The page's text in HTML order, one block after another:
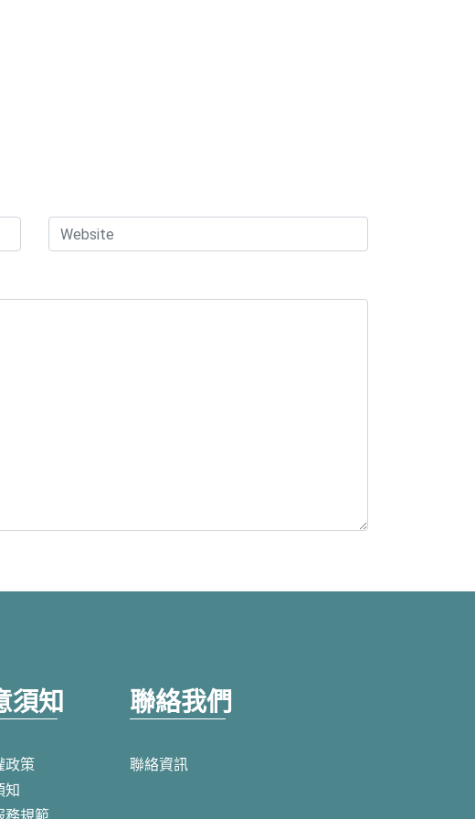
須知
政策
知
聯絡我們
聯絡資訊